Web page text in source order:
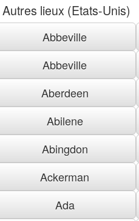
Autres lieux (Etats-Unis)
Abbeville
Abbeville
Aberdeen
Abilene
Abingdon
Ackerman
Ada